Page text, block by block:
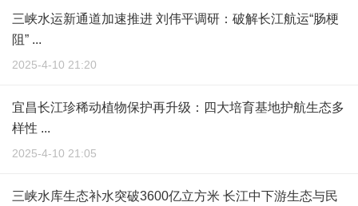
三峡水运新通道加速推进 刘伟平调研：破解长江航运“肠梗
阻” ...
2025-4-10 21:20
宜昌长江珍稀动植物保护再升级：四大培育基地护航生态多
样性 ...
2025-4-10 21:05
三峡水库生态补水突破3600亿立方米 长江中下游生态与民